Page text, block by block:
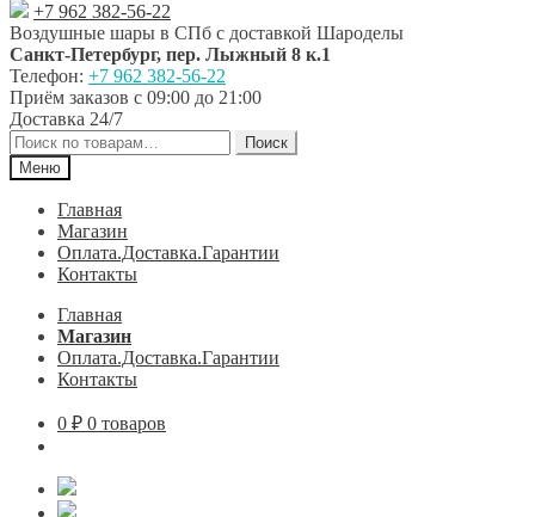
+7 962 382-56-22
Воздушные шары в СПб с доставкой Шароделы
Санкт-Петербург, пер. Лыжный 8 к.1
Телефон: +7 962 382-56-22
Приём заказов с 09:00 до 21:00
Доставка 24/7
Искать:
Поиск
Меню
Главная
Магазин
Оплата.Доставка.Гарантии
Контакты
Главная
Магазин
Оплата.Доставка.Гарантии
Контакты
0 ₽ 0 товаров